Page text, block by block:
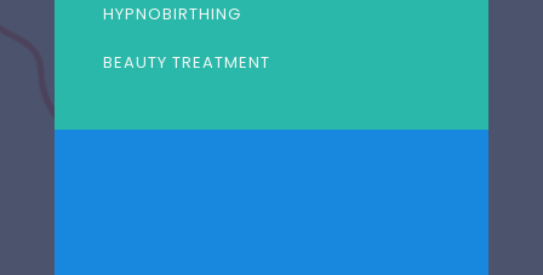
HYPNOBIRTHING
BEAUTY TREATMENT